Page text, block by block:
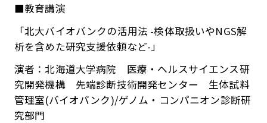
■教育講演
「北大バイオバンクの活用法 -検体取扱いやNGS解
析を含めた研究支援依頼など-」
演者：北海道大学病院 医療・ヘルスサイエンス研
究開発機構 先端診断技術開発センター 生体試料
管理室(バイオバンク)/ゲノム・コンパニオン診断研
究部門